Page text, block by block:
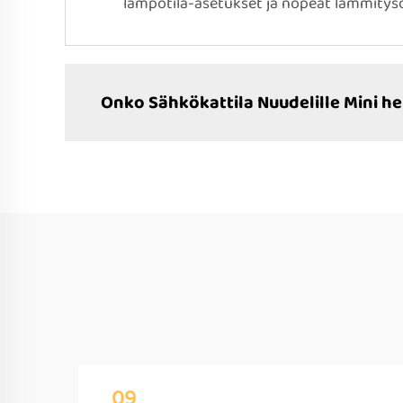
Onko Sähkökattila Nuudelille Mini